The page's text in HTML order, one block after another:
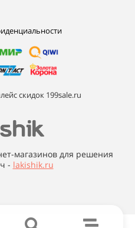
скидок 199sale.ru
магазинов для решения
- lakishik.ru